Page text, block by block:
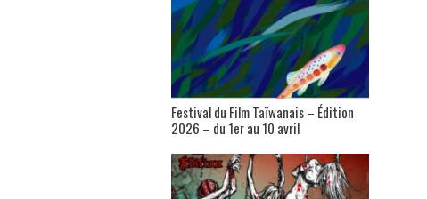
Festival du Film Taïwanais – Édition
2026 – du 1er au 10 avril